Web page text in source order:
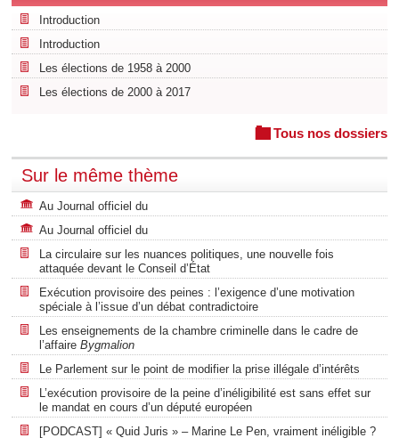
Introduction
Introduction
Les élections de 1958 à 2000
Les élections de 2000 à 2017
Tous nos dossiers
Sur le même thème
Au Journal officiel du
Au Journal officiel du
La circulaire sur les nuances politiques, une nouvelle fois
attaquée devant le Conseil d’État
Exécution provisoire des peines : l’exigence d’une motivation
spéciale à l’issue d’un débat contradictoire
Les enseignements de la chambre criminelle dans le cadre de
l’affaire Bygmalion
Le Parlement sur le point de modifier la prise illégale d’intérêts
L’exécution provisoire de la peine d’inéligibilité est sans effet sur
le mandat en cours d’un député européen
[PODCAST] « Quid Juris » – Marine Le Pen, vraiment inéligible ?